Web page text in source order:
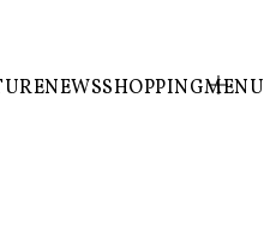
NEWSSHOPPINGMENU